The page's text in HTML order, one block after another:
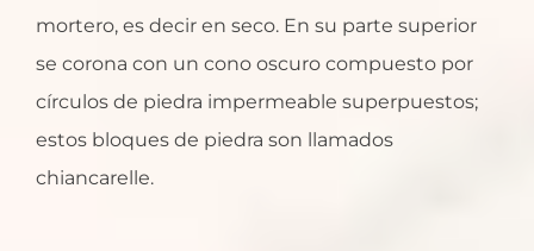
mortero, es decir en seco. En su parte superior
se corona con un cono oscuro compuesto por
círculos de piedra impermeable superpuestos;
estos bloques de piedra son llamados
chiancarelle.